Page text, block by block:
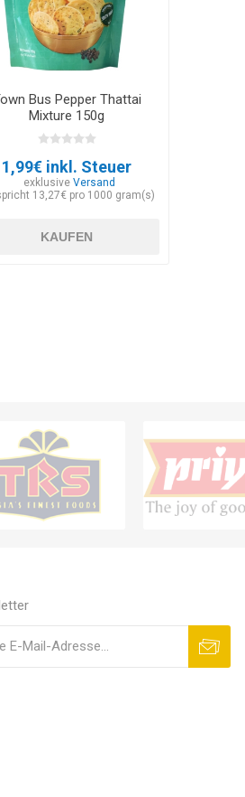
Bus Pepper Thattai
Mixture 150g
1,99€ inkl. Steuer
exklusive Versand
13,27€ pro 1000 gram(s)
KAUFEN